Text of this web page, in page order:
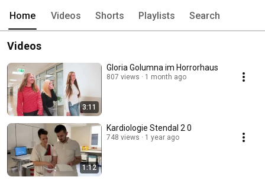
Home Videos Shorts Playlists Search
Videos
3:11
Gloria Golumna im Horrorhaus
807 views 1 month ago
1:12
Kardiologie Stendal 2 0
748 views 1 year ago